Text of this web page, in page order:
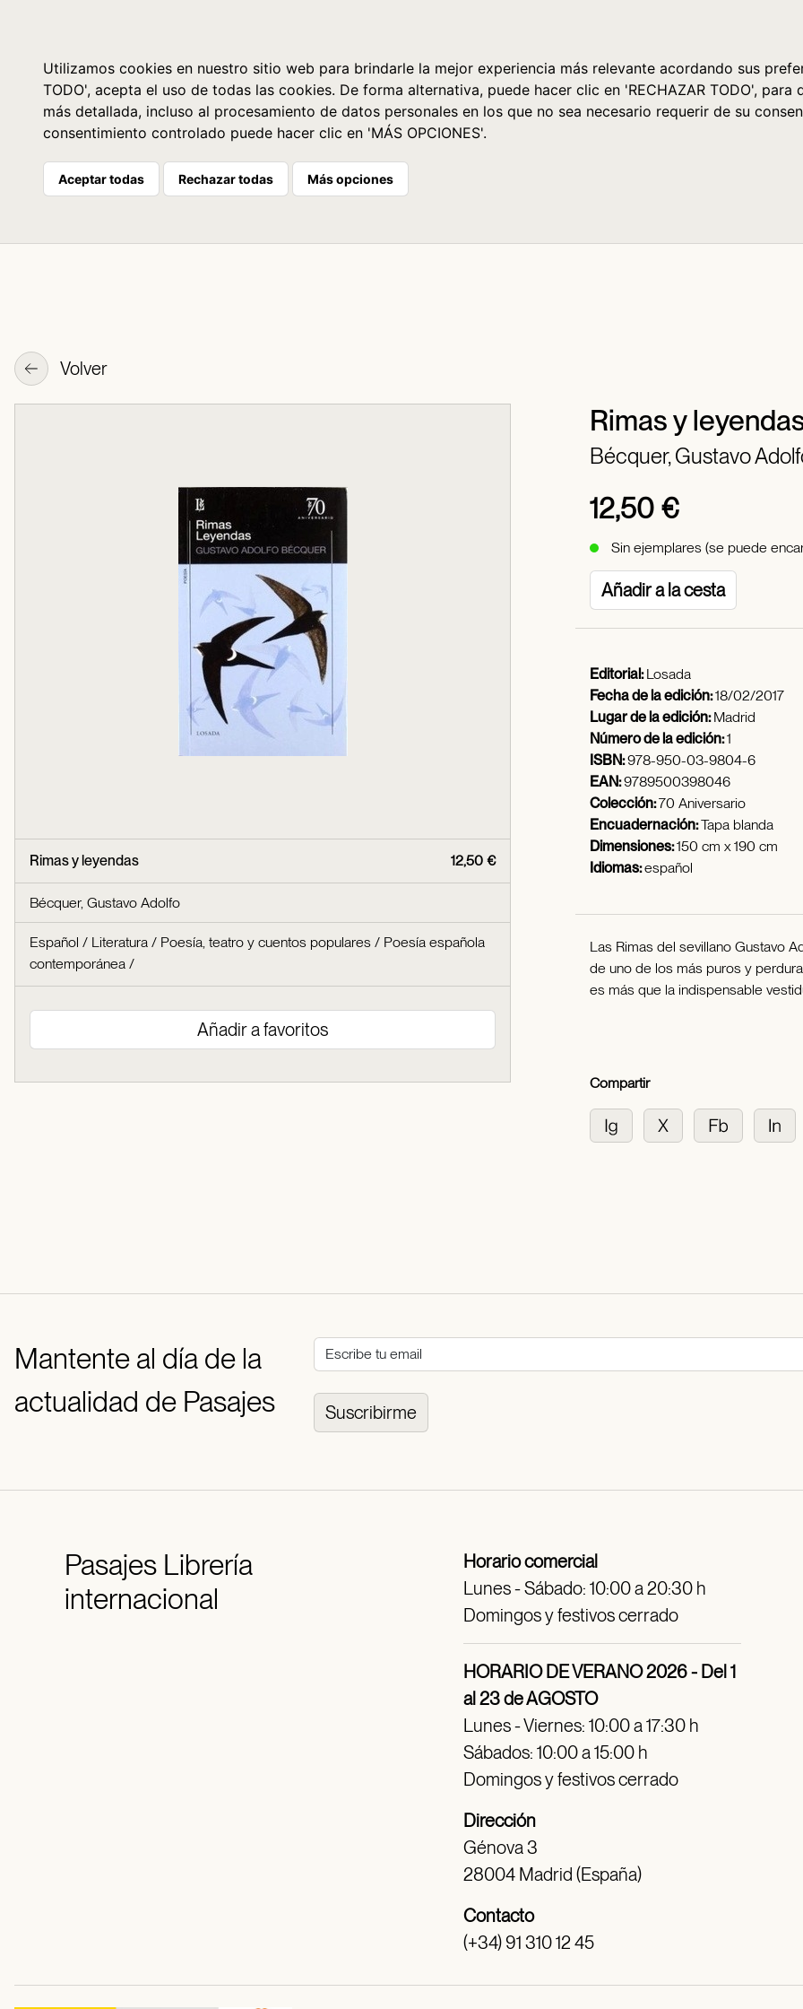
Utilizamos cookies en nuestro sitio web para brindarle la mejor experiencia más relevante acordando sus
TODO', acepta el uso de todas las cookies. De forma alternativa, puede hacer clic en 'RECHAZAR TODO',
más detallada, incluso al procesamiento de datos personales en los que no sea necesario requerir de su
consentimiento controlado puede hacer clic en 'MÁS OPCIONES'.
Aceptar todas Rechazar todas Más opciones
Volver
Rimas y
Bécquer, Gustavo
12,50 €
Sin ejemplares (se puede
Añadir a la cesta
12,50 €
Rimas y leyendas
Bécquer, Gustavo Adolfo
Español / Literatura / Poesía, teatro y cuentos populares / Poesía española
contemporánea /
Añadir a favoritos
Editorial:Losada
Fecha de la edición:18/02/2017
Lugar de la edición:Madrid
Número de la edición:1
ISBN:978-950-03-9804-6
EAN:9789500398046
Colección:70 Aniversario
Encuadernación:Tapa blanda
Dimensiones:150 cm x 190 cm
Idiomas:español
Las Rimas del sevillano Gustavo
de uno de los más puros y
es más que la indispensable
Compartir
Mantente al día de la
actualidad de Pasajes
Suscribirme
PasajesLibrería
internacional
Horario comercial
Lunes - Sábado: 10:00 a 20:30 h
Domingos y festivos cerrado
HORARIO DE VERANO 2026 - Del 1
al 23 de AGOSTO
Lunes - Viernes: 10:00 a 17:30 h
Sábados: 10:00 a 15:00 h
Domingos y festivos cerrado
Dirección
Génova 3
28004 Madrid (España)
Contacto
(+34) 91 310 12 45